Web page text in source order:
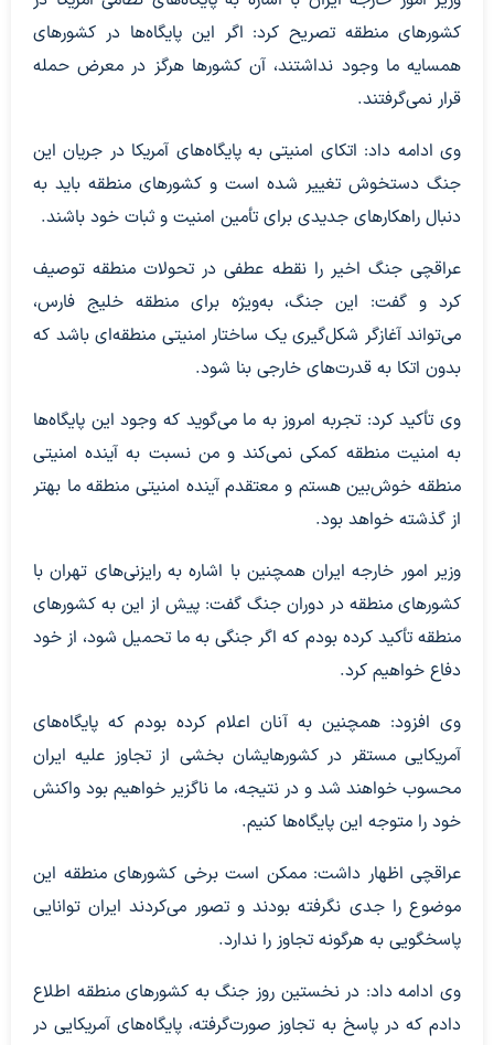
کشورهای منطقه تصریح کرد: اگر این پایگاه‌ها در کشورهای
همسایه ما وجود نداشتند، آن کشورها هرگز در معرض حمله
قرار نمی‌گرفتند.
وی ادامه داد: اتکای امنیتی به پایگاه‌های آمریکا در جریان این
جنگ دستخوش تغییر شده است و کشورهای منطقه باید به
دنبال راهکارهای جدیدی برای تأمین امنیت و ثبات خود باشند.
عراقچی جنگ اخیر را نقطه عطفی در تحولات منطقه توصیف
کرد و گفت: این جنگ، به‌ویژه برای منطقه خلیج فارس،
می‌تواند آغازگر شکل‌گیری یک ساختار امنیتی منطقه‌ای باشد که
بدون اتکا به قدرت‌های خارجی بنا شود.
وی تأکید کرد: تجربه امروز به ما می‌گوید که وجود این پایگاه‌ها
به امنیت منطقه کمکی نمی‌کند و من نسبت به آینده امنیتی
منطقه خوش‌بین هستم و معتقدم آینده امنیتی منطقه ما بهتر
از گذشته خواهد بود.
وزیر امور خارجه ایران همچنین با اشاره به رایزنی‌های تهران با
کشورهای منطقه در دوران جنگ گفت: پیش از این به کشورهای
منطقه تأکید کرده بودم که اگر جنگی به ما تحمیل شود، از خود
دفاع خواهیم کرد.
وی افزود: همچنین به آنان اعلام کرده بودم که پایگاه‌های
آمریکایی مستقر در کشورهایشان بخشی از تجاوز علیه ایران
محسوب خواهند شد و در نتیجه، ما ناگزیر خواهیم بود واکنش
خود را متوجه این پایگاه‌ها کنیم.
عراقچی اظهار داشت: ممکن است برخی کشورهای منطقه این
موضوع را جدی نگرفته بودند و تصور می‌کردند ایران توانایی
پاسخگویی به هرگونه تجاوز را ندارد.
وی ادامه داد: در نخستین روز جنگ به کشورهای منطقه اطلاع
دادم که در پاسخ به تجاوز صورت‌گرفته، پایگاه‌های آمریکایی در